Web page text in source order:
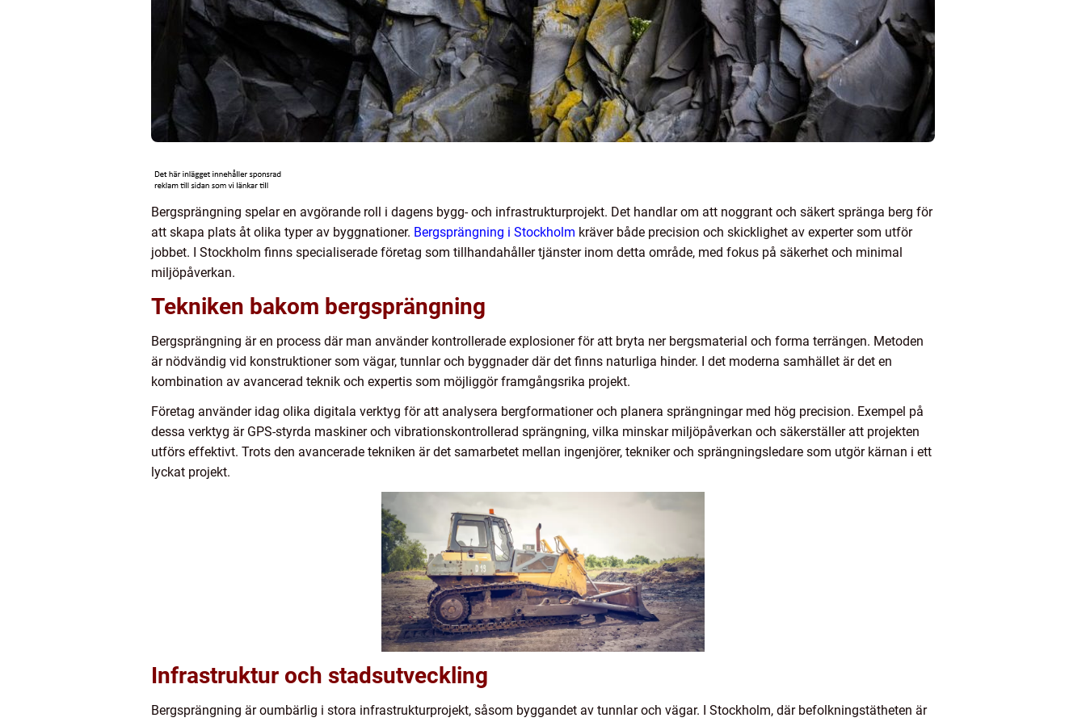
Bergsprängning spelar en avgörande roll i dagens bygg- och infrastrukturprojekt. Det handlar om att noggrant och säkert spränga berg för
att skapa plats åt olika typer av byggnationer. Bergsprängning i Stockholm kräver både precision och skicklighet av experter som utför
jobbet. I Stockholm finns specialiserade företag som tillhandahåller tjänster inom detta område, med fokus på säkerhet och minimal
miljöpåverkan.
Tekniken bakom bergsprängning
Bergsprängning är en process där man använder kontrollerade explosioner för att bryta ner bergsmaterial och forma terrängen. Metoden
är nödvändig vid konstruktioner som vägar, tunnlar och byggnader där det finns naturliga hinder. I det moderna samhället är det en
kombination av avancerad teknik och expertis som möjliggör framgångsrika projekt.
Företag använder idag olika digitala verktyg för att analysera bergformationer och planera sprängningar med hög precision. Exempel på
dessa verktyg är GPS-styrda maskiner och vibrationskontrollerad sprängning, vilka minskar miljöpåverkan och säkerställer att projekten
utförs effektivt. Trots den avancerade tekniken är det samarbetet mellan ingenjörer, tekniker och sprängningsledare som utgör kärnan i ett
lyckat projekt.
Infrastruktur och stadsutveckling
Bergsprängning är oumbärlig i stora infrastrukturprojekt, såsom byggandet av tunnlar och vägar. I Stockholm, där befolkningstätheten är